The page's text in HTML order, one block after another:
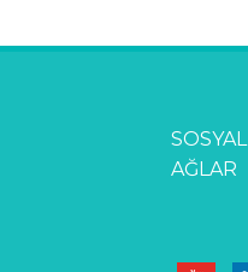
SOSYAL
AĞLAR